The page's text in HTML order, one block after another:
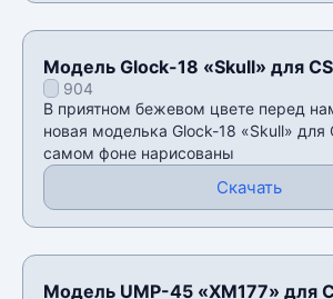
Модель Glock-18 «Skull» для
904
В приятном бежевом цвете перед
новая моделька Glock-18 «Skull» для
самом фоне нарисованы
Скачать
Модель UMP-45 «XM177» для